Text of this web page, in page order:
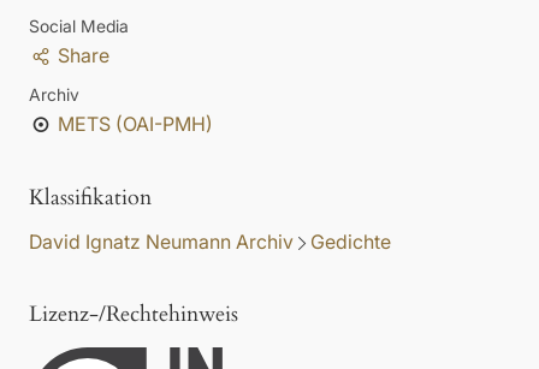
Social Media
Share
Archiv
METS (OAI-PMH)
Klassifikation
David Ignatz Neumann Archiv Gedichte
Lizenz-/Rechtehinweis